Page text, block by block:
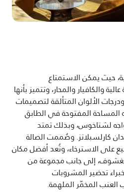
حيث يمكن الاستمتاع
والكافيار والمحار، وتتميز بأنها
الألوان المتألقة لتصميمات
المساحة المفتوحة في الطابق
لشتاخوس، وبذلك تمتد
كارلسبلاتز. وصُممت الصالة
على الاسترخاء، وتُعد أفضل مكان
إلى جانب مجموعة من
تحضير المشروبات
المخمّر الملهمة.